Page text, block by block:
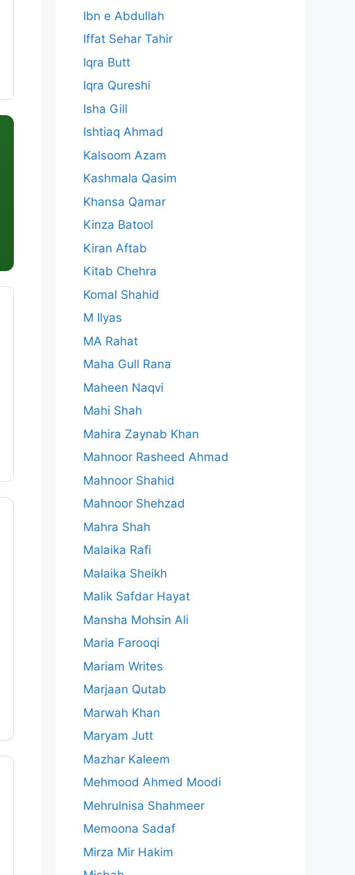
Ibn e Abdullah
Iffat Sehar Tahir
Iqra Butt
Iqra Qureshi
Isha Gill
Ishtiaq Ahmad
Kalsoom Azam
Kashmala Qasim
Khansa Qamar
Kinza Batool
Kiran Aftab
Kitab Chehra
Komal Shahid
M Ilyas
MA Rahat
Maha Gull Rana
Maheen Naqvi
Mahi Shah
Mahira Zaynab Khan
Mahnoor Rasheed Ahmad
Mahnoor Shahid
Mahnoor Shehzad
Mahra Shah
Malaika Rafi
Malaika Sheikh
Malik Safdar Hayat
Mansha Mohsin Ali
Maria Farooqi
Mariam Writes
Marjaan Qutab
Marwah Khan
Maryam Jutt
Mazhar Kaleem
Mehmood Ahmed Moodi
Mehrulnisa Shahmeer
Memoona Sadaf
Mirza Mir Hakim